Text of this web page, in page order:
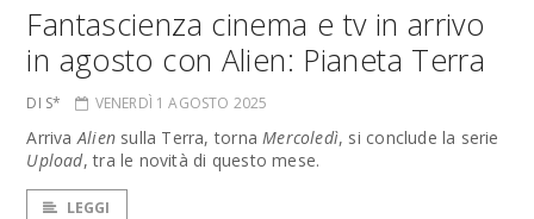
Fantascienza cinema e tv in arrivo
in agosto con Alien: Pianeta Terra
DI S* VENERDÌ 1 AGOSTO 2025
ArrivaAliensulla Terra, tornaMercoledì, si conclude la serie
Upload, tra le novità di questo mese.
LEGGI